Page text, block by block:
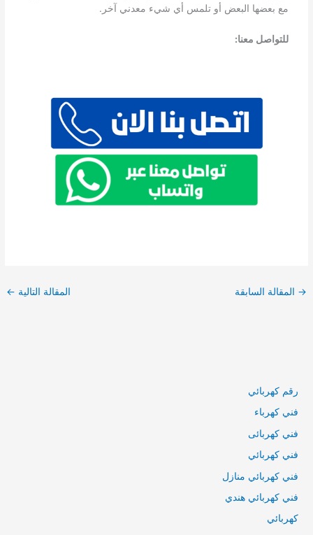
مع بعضها البعض أو تلمس أي شيء معدني آخر.
للتواصل معنا:
→ المقالة السابقة المقالة التالية ←
رقم كهربائي
فني كهرباء
فني كهربائى
فني كهربائي
فني كهربائي منازل
فني كهربائي هندي
كهربائي